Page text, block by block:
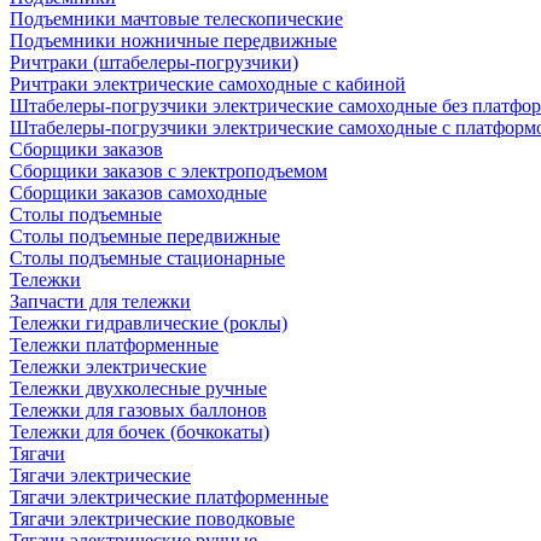
Подъемники мачтовые телескопические
Подъемники ножничные передвижные
Ричтраки (штабелеры-погрузчики)
Ричтраки электрические самоходные с кабиной
Штабелеры-погрузчики электрические самоходные без
Штабелеры-погрузчики электрические самоходные с
Сборщики заказов
Сборщики заказов с электроподъемом
Сборщики заказов самоходные
Столы подъемные
Столы подъемные передвижные
Столы подъемные стационарные
Тележки
Запчасти для тележки
Тележки гидравлические (роклы)
Тележки платформенные
Тележки электрические
Тележки двухколесные ручные
Тележки для газовых баллонов
Тележки для бочек (бочкокаты)
Тягачи
Тягачи электрические
Тягачи электрические платформенные
Тягачи электрические поводковые